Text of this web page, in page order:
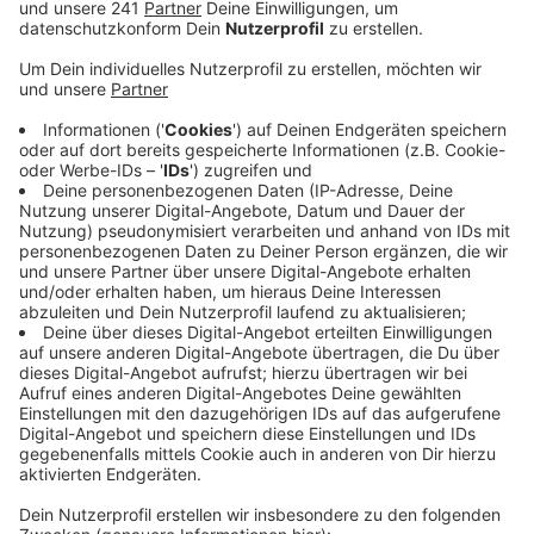
gesperrt. Insgesamt sind fünf Personen bei den
Unfällen leicht verletzt worden.
Anzeige
Beim ersten Crash gegen 15 Uhr hatte es einen
Auffahrunfall mit zwei Beteiligten Autos gegeben,
sagt die Polizei. Und zwar auf der Abbiegespur in
Richtung Autobahn. Als Folge davon wichen andere
Autos aus und es kam zu einem zweiten Crash.
Diesmal mit drei beteiligten Fahrzeugen und fünf
leicht Verletzten. Für die Unfallaufnahmen und
Aufräumarbeiten war die B 256 mitten im
Feierabendverkehr dicht – es kam zu Staus und
längeren Wartezeiten auch auf den Ausweichstrecken.